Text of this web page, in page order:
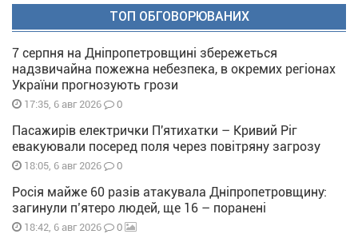
ТОП ОБГОВОРЮВАНИХ
7 серпня на Дніпропетровщині збережеться
надзвичайна пожежна небезпека, в окремих регіонах
України прогнозують грози
17:35, 6 авг 2026 0
Пасажирів електрички П'ятихатки – Кривий Ріг
евакуювали посеред поля через повітряну загрозу
18:05, 6 авг 2026 0
Росія майже 60 разів атакувала Дніпропетровщину:
загинули п’ятеро людей, ще 16 – поранені
18:42, 6 авг 2026 0